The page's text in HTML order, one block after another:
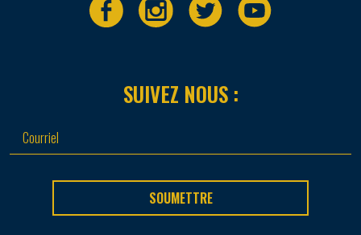
SUIVEZ NOUS :
SOUMETTRE